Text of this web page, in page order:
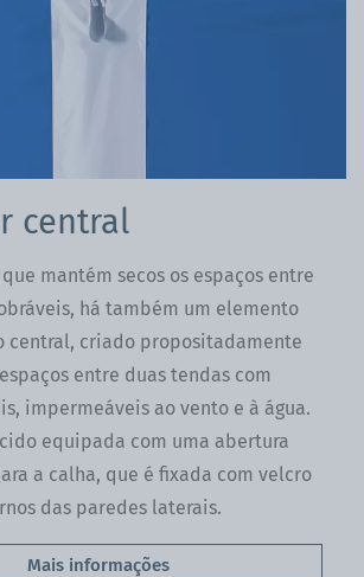
central
mantém secos os espaços entre
há também um elemento
central, criado propositadamente
entre duas tendas com
impermeáveis ao vento e à água.
equipada com uma abertura
a calha, que é fixada com velcro
das paredes laterais.
Mais informações